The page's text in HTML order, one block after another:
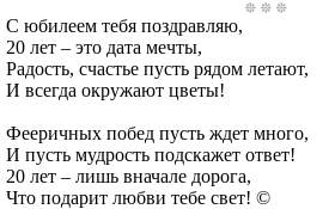
С юбилеем тебя поздравляю,
20 лет – это дата мечты,
Радость, счастье пусть рядом летают,
И всегда окружают цветы!
Фееричных побед пусть ждет много,
И пусть мудрость подскажет ответ!
20 лет – лишь вначале дорога,
Что подарит любви тебе свет! ©